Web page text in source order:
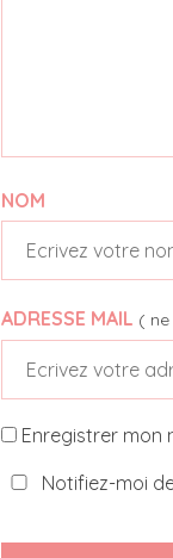
NOM
ADRESSE MAIL (
Enregistrer mon
Notifiez-moi